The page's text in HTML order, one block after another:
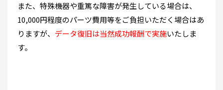
また、特殊機器や重篤な障害が発生している場合は、
10,000円程度のパーツ費用等をご負担いただく場合はあ
りますが、 データ復旧は当然成功報酬で実施いたしま
す。